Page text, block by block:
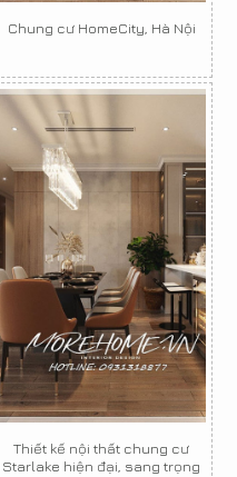
Chung cư HomeCity, Hà Nội
Thiết kế nội thất chung cư
Starlake hiện đại, sang trọng